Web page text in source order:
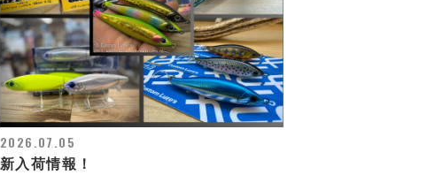
2026.07.05
新入荷情報！